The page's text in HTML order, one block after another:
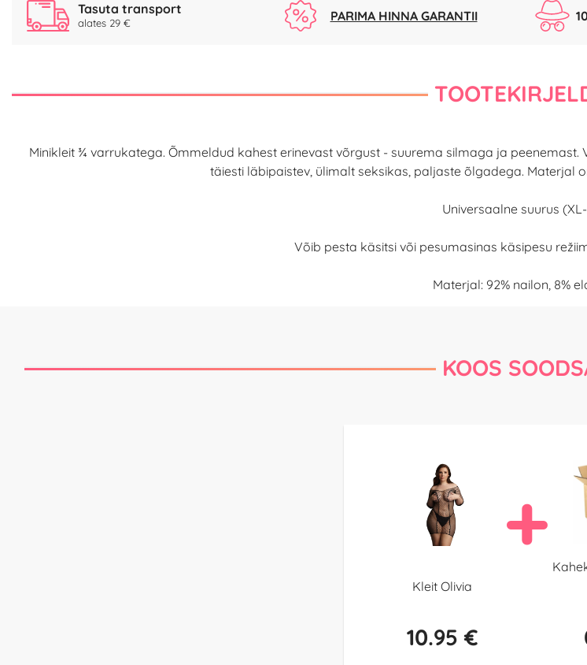
Tasuta transport
alates 29 € PARIMA HINNA GARANTII
Minikleit ¾ varrukatega. Õmmeldud kahest erinevast võrgust - suurema silmaga ja
täiesti läbipaistev, ülimalt seksikas, paljaste õlgadega. Materjal
Universaalne suurus
Võib pesta käsitsi või pesumasinas käsipesu
Materjal: 92% nailon, 8%
KOOS
Kleit Olivia
10.95 €